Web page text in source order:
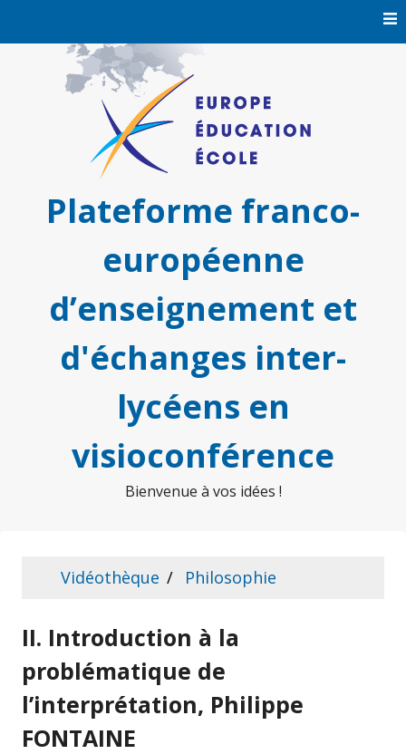
Plateforme franco-
européenne
d’enseignement et
d'échanges inter-
lycéens en
visioconférence
Bienvenue à vos idées !
Vidéothèque Philosophie
II. Introduction à la
problématique de
l’interprétation, Philippe
FONTAINE